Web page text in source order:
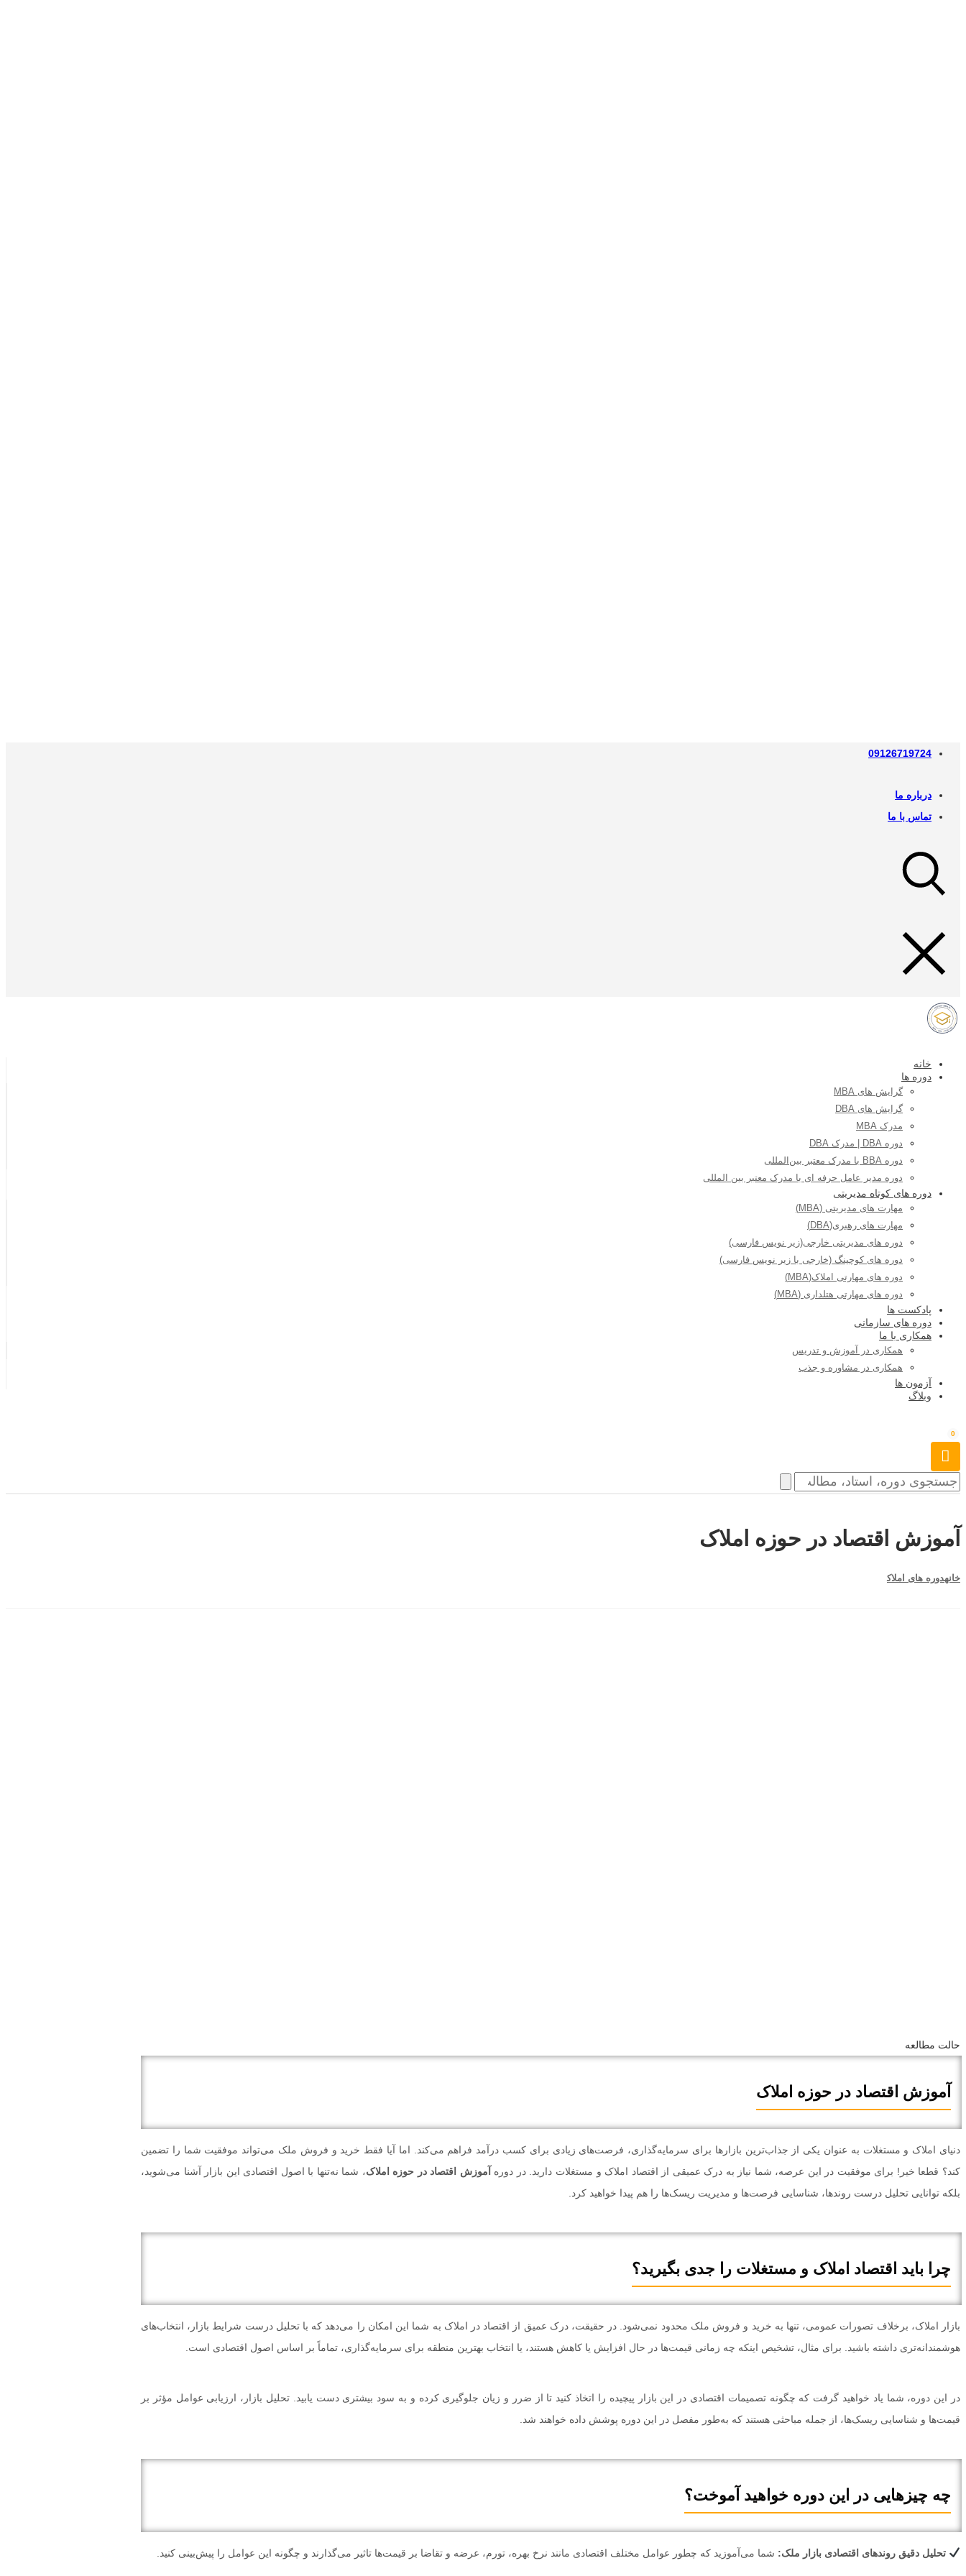
09126719724
درباره ما
تماس با ما
خانه
دوره ها
گرایش های MBA
گرایش های DBA
مدرک MBA
دوره DBA | مدرک DBA
دوره BBA با مدرک معتبر بین‌المللی
دوره مدیر عامل حرفه ای با مدرک معتبر بین المللی
دوره های کوتاه مدیریتی
مهارت های مدیریتی (MBA)
مهارت های رهبری(DBA)
دوره های مدیریتی خارجی(زیر نویس فارسی)
دوره های کوچینگ (خارجی با زیر نویس فارسی)
دوره های مهارتی املاک(MBA)
دوره های مهارتی هتلداری (MBA)
پادکست ها
دوره های سازمانی
همکاری با ما
همکاری در آموزش و تدریس
همکاری در مشاوره و جذب
آزمون ها
وبلاگ
0
آموزش اقتصاد در حوزه املاک
خانهدوره های املاک
حالت مطالعه
آموزش اقتصاد در حوزه املاک
دنیای املاک و مستغلات به عنوان یکی از جذاب‌ترین بازارها برای سرمایه‌گذاری، فرصت‌های زیادی برای کسب درآمد فراهم می‌کند. اما آیا فقط خرید و فروش ملک می‌تواند موفقیت شما را تضمین
کند؟ قطعا خیر! برای موفقیت در این عرصه، شما نیاز به درک عمیقی از اقتصاد املاک و مستغلات دارید. در دوره
آموزش اقتصاد در حوزه املاک، شما نه‌تنها با اصول اقتصادی این بازار آشنا می‌شوید،
بلکه توانایی تحلیل درست روندها، شناسایی فرصت‌ها و مدیریت ریسک‌ها را هم پیدا خواهید کرد.
چرا باید اقتصاد املاک و مستغلات را جدی بگیرید؟
بازار املاک، برخلاف تصورات عمومی، تنها به خرید و فروش ملک محدود نمی‌شود. در حقیقت، درک عمیق از اقتصاد در املاک به شما این امکان را می‌دهد که با تحلیل درست شرایط بازار، انتخاب‌های
هوشمندانه‌تری داشته باشید. برای مثال، تشخیص اینکه چه زمانی قیمت‌ها در حال افزایش یا کاهش هستند، یا انتخاب بهترین منطقه برای سرمایه‌گذاری، تماماً بر اساس اصول اقتصادی است.
در این دوره، شما یاد خواهید گرفت که چگونه تصمیمات اقتصادی در این بازار پیچیده را اتخاذ کنید تا از ضرر و زیان جلوگیری کرده و به سود بیشتری دست یابید. تحلیل بازار، ارزیابی عوامل مؤثر بر
قیمت‌ها و شناسایی ریسک‌ها، از جمله مباحثی هستند که به‌طور مفصل در این دوره پوشش داده خواهند شد.
چه چیزهایی در این دوره خواهید آموخت؟
تحلیل دقیق روندهای اقتصادی بازار ملک: شما می‌آموزید که چطور عوامل مختلف اقتصادی مانند نرخ بهره، تورم، عرضه و تقاضا بر قیمت‌ها تاثیر می‌گذارند و چگونه این عوامل را پیش‌بینی کنید.